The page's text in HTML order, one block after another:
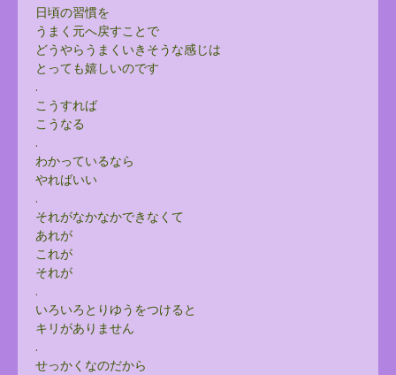
日頃の習慣を
うまく元へ戻すことで
どうやらうまくいきそうな感じは
とっても嬉しいのです
.
こうすれば
こうなる
.
わかっているなら
やればいい
.
それがなかなかできなくて
あれが
これが
それが
.
いろいろとりゆうをつけると
キリがありません
.
せっかくなのだから